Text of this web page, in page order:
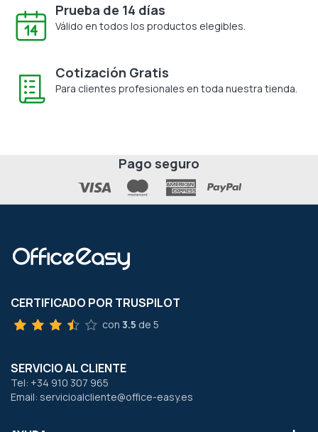
Prueba de 14 días
Válido en todos los productos elegibles.
Cotización Gratis
Para clientes profesionales en toda nuestra tienda.
Pago seguro
CERTIFICADO POR TRUSPILOT
con 3.5 de 5
SERVICIO AL CLIENTE
Tel: +34 910 307 965
Email: servicioalcliente@office-easy.es